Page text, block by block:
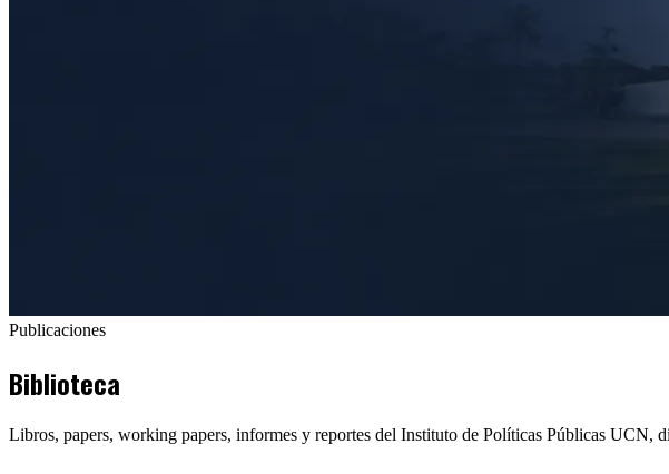
Publicaciones
Biblioteca
Libros, papers, working papers, informes y reportes del Instituto de Políticas Públicas UCN,